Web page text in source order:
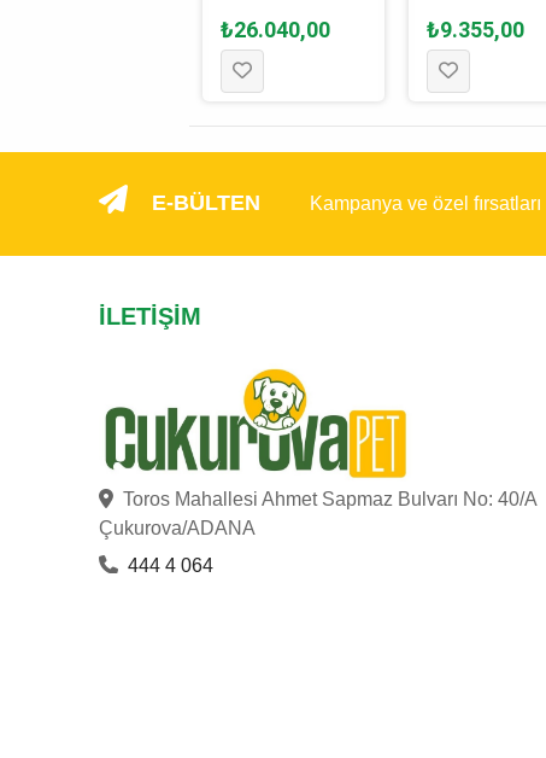
Forest Akvaryum
Set 54 L
₺26.040,00
Night
Seti 35 L -
₺9.355,00
E-BÜLTEN Kampanya ve özel
İLETIŞIM
Toros Mahallesi Ahmet Sapmaz Bulvarı No: 40/A
Çukurova/ADANA
444 4 064